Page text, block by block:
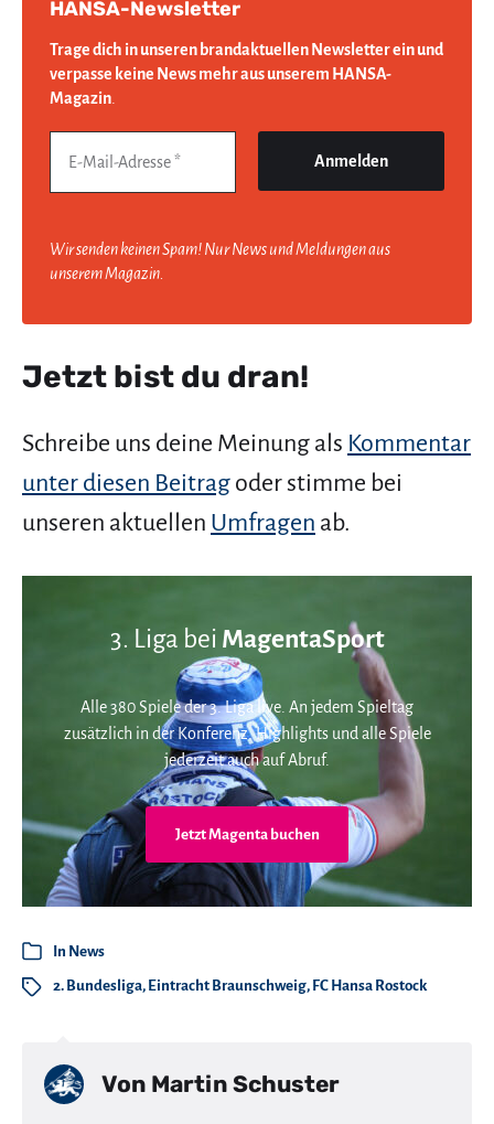
HANSA-Newsletter
Trage dich in unseren brandaktuellen Newsletter ein und
verpasse keine News mehr aus unserem HANSA-
Magazin
Wir senden keinen Spam! Nur News und Meldungen aus
unserem Magazin.
Jetzt bist du dran!
Schreibe uns deine Meinung als Kommentar
unter diesen Beitrag oder stimme bei
unseren aktuellen Umfragen ab.
3. Liga bei MagentaSport
Alle 380 Spiele der 3. Liga live. An jedem Spieltag
zusätzlich in der Konferenz. Highlights und alle Spiele
jederzeit auch auf Abruf.
Jetzt Magenta buchen
In News
2. Bundesliga, Eintracht Braunschweig, FC Hansa Rostock
Von Martin Schuster